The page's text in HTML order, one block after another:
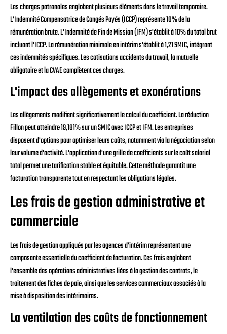
Les charges patronales englobent plusieurs éléments dans le travail temporaire.
L'Indemnité Compensatrice de Congés Payés (ICCP) représente 10% de la
rémunération brute. L'Indemnité de Fin de Mission (IFM) s'établit à 10% du total brut
incluant l'ICCP. La rémunération minimale en intérim s'établit à 1,21 SMIC, intégrant
ces indemnités spécifiques. Les cotisations accidents du travail, la mutuelle
obligatoire et la CVAE complètent ces charges.
L'impact des allègements et exonérations
Les allègements modifient significativement le calcul du coefficient. La réduction
Fillon peut atteindre 19,181% sur un SMIC avec ICCP et IFM. Les entreprises
disposent d'options pour optimiser leurs coûts, notamment via la négociation selon
leur volume d'activité. L'application d'une grille de coefficients sur le coût salarial
total permet une tarification stable et équitable. Cette méthode garantit une
facturation transparente tout en respectant les obligations légales.
Les frais de gestion administrative et
commerciale
Les frais de gestion appliqués par les agences d'intérim représentent une
composante essentielle du coefficient de facturation. Ces frais englobent
l'ensemble des opérations administratives liées à la gestion des contrats, le
traitement des fiches de paie, ainsi que les services commerciaux associés à la
mise à disposition des intérimaires.
La ventilation des coûts de fonctionnement